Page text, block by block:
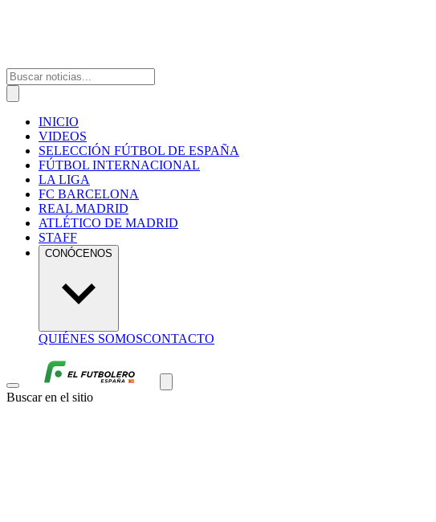
INICIO
VIDEOS
SELECCIÓN FÚTBOL DE ESPAÑA
FÚTBOL INTERNACIONAL
LA LIGA
FC BARCELONA
REAL MADRID
ATLÉTICO DE MADRID
STAFF
CONÓCENOS
QUIÉNES SOMOSCONTACTO
Buscar en el sitio